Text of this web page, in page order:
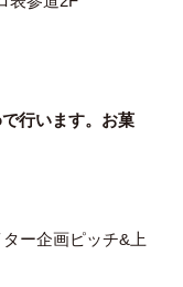
行います。お菓
ー企画ピッチ&上